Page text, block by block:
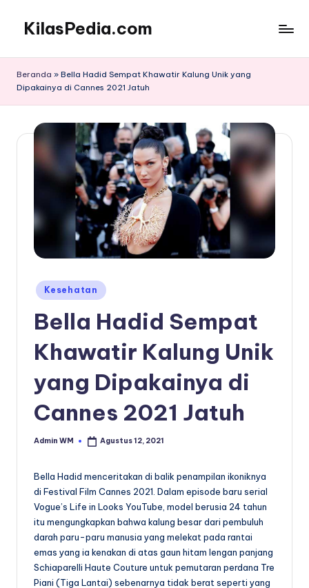
content
KilasPedia.com
Terdepan
Beranda » Bella Hadid Sempat Khawatir Kalung Unik yang
Dipakainya di Cannes 2021 Jatuh
Posted
in
Kesehatan
Bella Hadid Sempat
Khawatir Kalung Unik
yang Dipakainya di
Cannes 2021 Jatuh
Posted
Admin WM Agustus 12, 2021
Bella Hadid menceritakan di balik penampilan ikoniknya
di Festival Film Cannes 2021. Dalam episode baru serial
Vogue’s Life in Looks YouTube, model berusia 24 tahun
itu mengungkapkan bahwa kalung besar dari pembuluh
darah paru-paru manusia yang melekat pada rantai
emas yang ia kenakan di atas gaun hitam lengan panjang
Schiaparelli Haute Couture untuk pemutaran perdana Tre
Piani (Tiga Lantai) sebenarnya tidak berat seperti yang